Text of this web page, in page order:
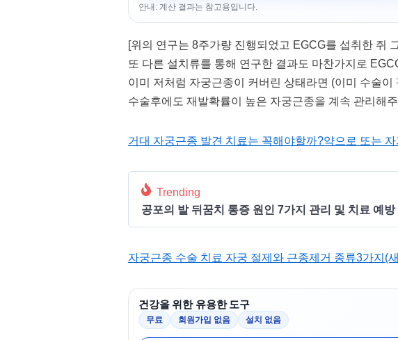
안내: 계산 결과는 참고용입니다.
[위의 연구는 8주가량 진행되었고 EGCG를 섭취한 쥐
또 다른 설치류를 통해 연구한 결과도 마찬가지로
이미 저처럼 자궁근종이 커버린 상태라면 (이미 수술
수술후에도 재발확률이 높은 자궁근종을 계속 관리해
거대 자궁근종 발견 치료는 꼭해야할까?약으로 또는
Trending
공포의 발 뒤꿈치 통증 원인 7가지 관리 및 치료 예방
자궁근종 수술 치료 자궁 절제와 근종제거 종류3가지(
건강을 위한 유용한 도구
무료 회원가입 없음 설치 없음